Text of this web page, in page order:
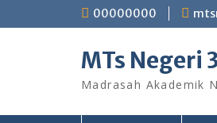
to
00000000
MTs Negeri
Madrasah Akademik